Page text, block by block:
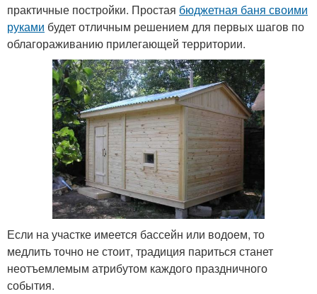
практичные постройки. Простая бюджетная баня своими
руками будет отличным решением для первых шагов по
облагораживанию прилегающей территории.
Если на участке имеется бассейн или водоем, то
медлить точно не стоит, традиция париться станет
неотъемлемым атрибутом каждого праздничного
события.